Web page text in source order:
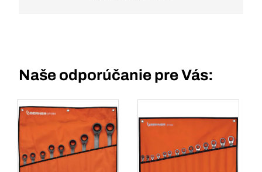
Naše odporúčanie pre Vás: